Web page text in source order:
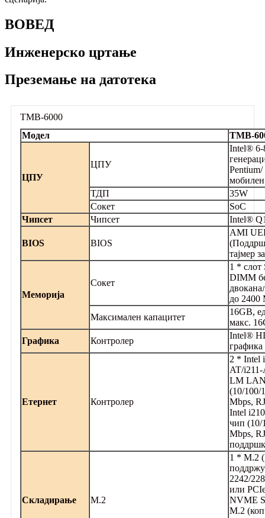
ВОВЕД
Инженерско цртање
Преземање на датотека
ТМВ-6000
Модел
ТМВ-
ЦПУ
ЦПУ
Intel® 6-
Pentium/
ТДП
35W
Сокет
SoC
Чипсет
Чипсет Intel®
BIOS BIOS
AMI
тајмер
Меморија
Сокет
1 * слот
DIMM
до 2400
Максимален капацитет
16GB,
макс.
Графика
Контролер
Intel®
графика
Етернет Контролер
2 * Intel
AT/
LM
(10/100/
Mbps,
Intel
чип (10/
Mbps,
Складирање М.2
1 * M.2
2242/
или
NVME
M.2